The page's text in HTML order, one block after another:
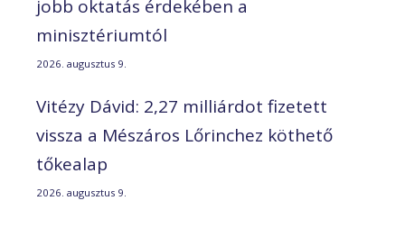
jobb oktatás érdekében a
minisztériumtól
2026. augusztus 9.
Vitézy Dávid: 2,27 milliárdot fizetett
vissza a Mészáros Lőrinchez köthető
tőkealap
2026. augusztus 9.